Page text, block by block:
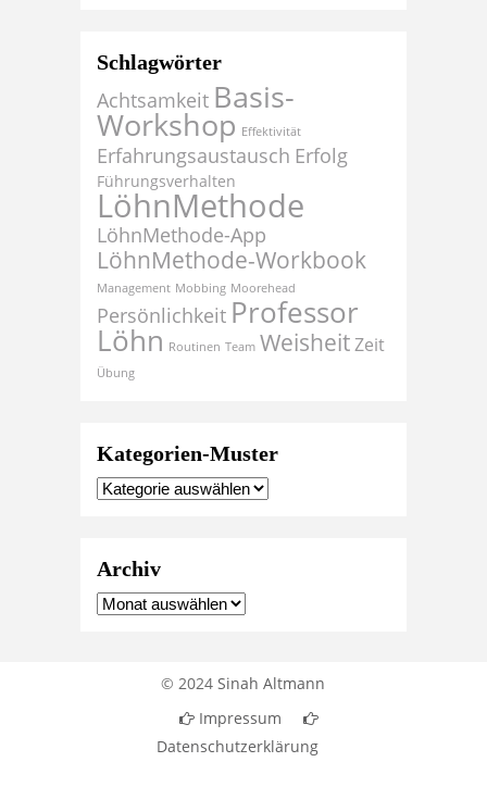
Schlagwörter
Achtsamkeit Basis-
Workshop Effektivität
Erfahrungsaustausch Erfolg
Führungsverhalten
LöhnMethode
LöhnMethode-App
LöhnMethode-Workbook
Management Mobbing Moorehead
Persönlichkeit Professor
Löhn Routinen Team WeisheitZeit
Übung
Kategorien-Muster
Archiv
© 2024Sinah Altmann
Impressum
Datenschutzerklärung